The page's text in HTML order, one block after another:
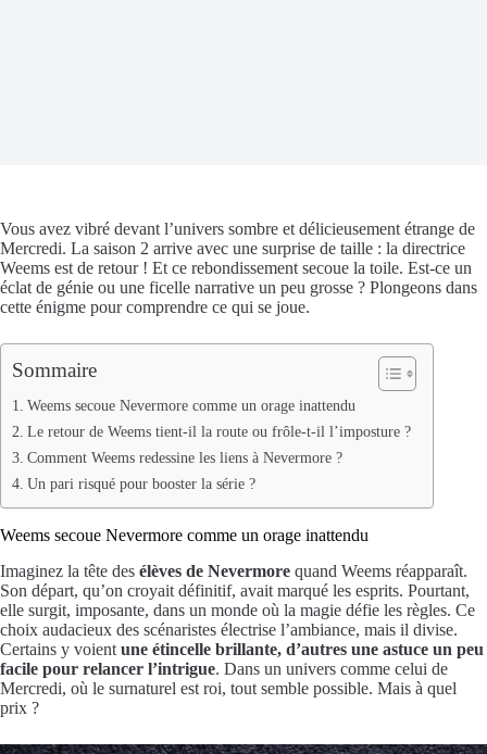
Vous avez vibré devant l’univers sombre et délicieusement étrange de
Mercredi. La saison 2 arrive avec une surprise de taille : la directrice
Weems est de retour ! Et ce rebondissement secoue la toile. Est-ce un
éclat de génie ou une ficelle narrative un peu grosse ? Plongeons dans
cette énigme pour comprendre ce qui se joue.
Sommaire
Weems secoue Nevermore comme un orage inattendu
Le retour de Weems tient-il la route ou frôle-t-il l’imposture ?
Comment Weems redessine les liens à Nevermore ?
Un pari risqué pour booster la série ?
Weems secoue Nevermore comme un orage inattendu
Imaginez la tête des élèves de Nevermore quand Weems réapparaît.
Son départ, qu’on croyait définitif, avait marqué les esprits. Pourtant,
elle surgit, imposante, dans un monde où la magie défie les règles. Ce
choix audacieux des scénaristes électrise l’ambiance, mais il divise.
Certains y voient une étincelle brillante, d’autres une astuce un peu
facile pour relancer l’intrigue. Dans un univers comme celui de
Mercredi, où le surnaturel est roi, tout semble possible. Mais à quel
prix ?